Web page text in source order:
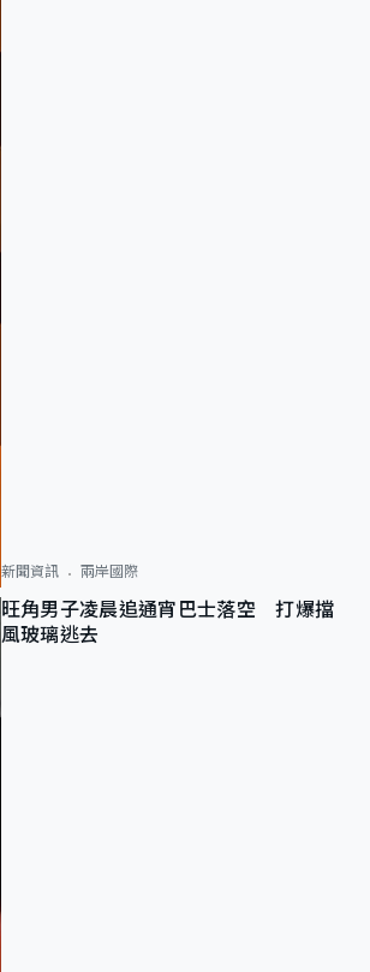
新聞資訊 兩岸國際
旺角男子凌晨追通宵巴士落空 打爆擋
風玻璃逃去